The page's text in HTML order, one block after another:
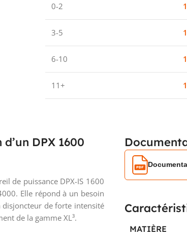
0-2
3-5
6-10
11+
DPX 1600
de puissance DPX-IS 1600
Elle répond à un besoin
de forte intensité
de la gamme XL³.
MATIÈRE